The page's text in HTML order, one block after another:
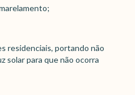
residenciais, portando não
solar para que não ocorra